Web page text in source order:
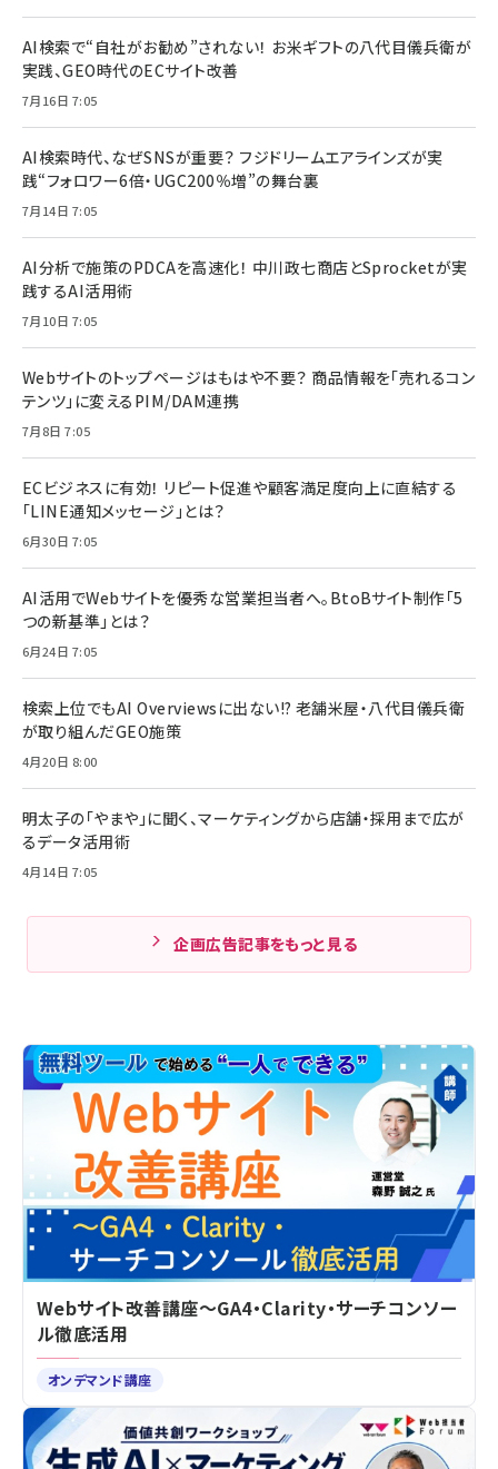
AI検索で“自社がお勧め”されない！ お米ギフトの八代目儀兵衛が
実践、GEO時代のECサイト改善
7月16日 7:05
AI検索時代、なぜSNSが重要？ フジドリームエアラインズが実
践“フォロワー6倍・UGC200％増”の舞台裏
7月14日 7:05
AI分析で施策のPDCAを高速化！ 中川政七商店とSprocketが実
践するAI活用術
7月10日 7:05
Webサイトのトップページはもはや不要？ 商品情報を「売れるコン
テンツ」に変えるPIM/DAM連携
7月8日 7:05
ECビジネスに有効！ リピート促進や顧客満足度向上に直結する
「LINE通知メッセージ」とは？
6月30日 7:05
AI活用でWebサイトを優秀な営業担当者へ。BtoBサイト制作「5
つの新基準」とは？
6月24日 7:05
検索上位でもAI Overviewsに出ない!? 老舗米屋・八代目儀兵衛
が取り組んだGEO施策
4月20日 8:00
明太子の「やまや」に聞く、マーケティングから店舗・採用まで広が
るデータ活用術
4月14日 7:05
企画広告記事をもっと見る
Webサイト改善講座～GA4・Clarity・サーチコンソー
ル徹底活用
オンデマンド講座